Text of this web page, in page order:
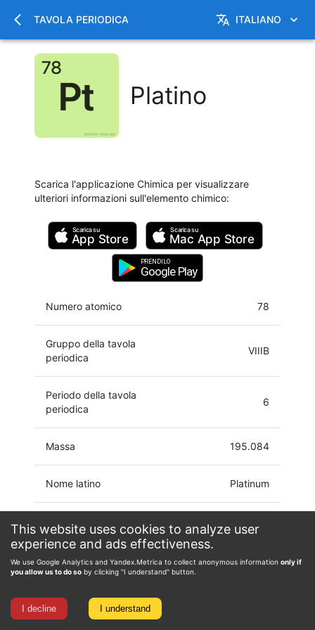
This website uses cookies to analyze user
experience and ads effectiveness.
We use Google Analytics and Yandex.Metrica to collect anonymous information only if
you allow us to do so by clicking "I understand" button.
I decline I understand
TAVOLA PERIODICA ITALIANO
Platino
Scarica l'applicazione Chimica per visualizzare
ulteriori informazioni sull'elemento chimico:
Scarica su
App Store
Scarica su
Mac App Store
PRENDILO
Google Play
Numero atomico 78
Gruppo della tavola
periodica
VIIIB
Periodo della tavola
periodica
6
Massa 195.084
Nome latino Platinum
elettronica
[Xe]4f14 5d9 6s
Stato di ossidazione
-3, -2, -1, 0, 1, 2, 3,